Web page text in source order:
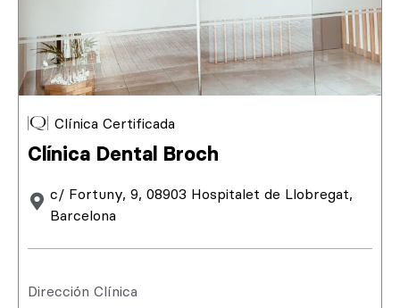
Clínica Certificada
Clínica Dental Broch
c/ Fortuny, 9, 08903 Hospitalet de Llobregat,
Barcelona
Dirección Clínica